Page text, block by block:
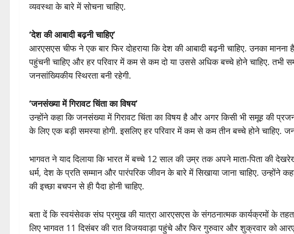
व्यवस्था के बारे में सोचना चाहिए.
‘देश की आबादी बढ़नी चाहिए’
आरएसएस चीफ ने एक बार फिर दोहराया कि देश की आबादी बढ़नी चाहिए. उनका
पहुंचनी चाहिए और हर परिवार में कम से कम दो या उससे अधिक बच्चे होने चाहिए. तभी
जनसांख्यिकीय स्थिरता बनी रहेगी.
‘जनसंख्या में गिरावट चिंता का विषय’
उन्होंने कहा कि जनसंख्या में गिरावट चिंता का विषय है और अगर किसी भी समूह की
के लिए एक बड़ी समस्या होगी. इसलिए हर परिवार में कम से कम तीन बच्चे होने चाहिए.
भागवत ने याद दिलाया कि भारत में बच्चे 12 साल की उम्र तक अपने माता-पिता की
धर्म, देश के प्रति सम्मान और पारंपरिक जीवन के बारे में सिखाया जाना चाहिए.
की इच्छा बचपन से ही पैदा होनी चाहिए.
बता दें कि स्वयंसेवक संघ प्रमुख की यात्रा आरएसएस के संगठनात्मक कार्यक्रमों के तहत
लिए भागवत 11 दिसंबर की रात विजयवाड़ा पहुंचे और फिर गुरुवार और शुक्रवार को